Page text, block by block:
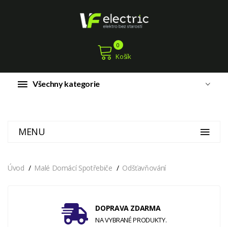
Košík
0
Všechny kategorie
MENU
Úvod Malé Domácí Spotřebiče Odšťavňování
DOPRAVA ZDARMA
NA VYBRANÉ PRODUKTY.